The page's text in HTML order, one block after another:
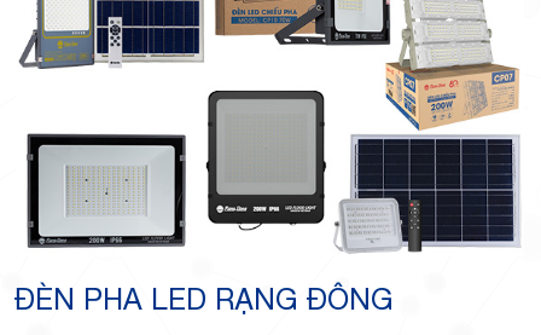
Trương
Minh
ĐÈN PHA LED RẠNG ĐÔNG